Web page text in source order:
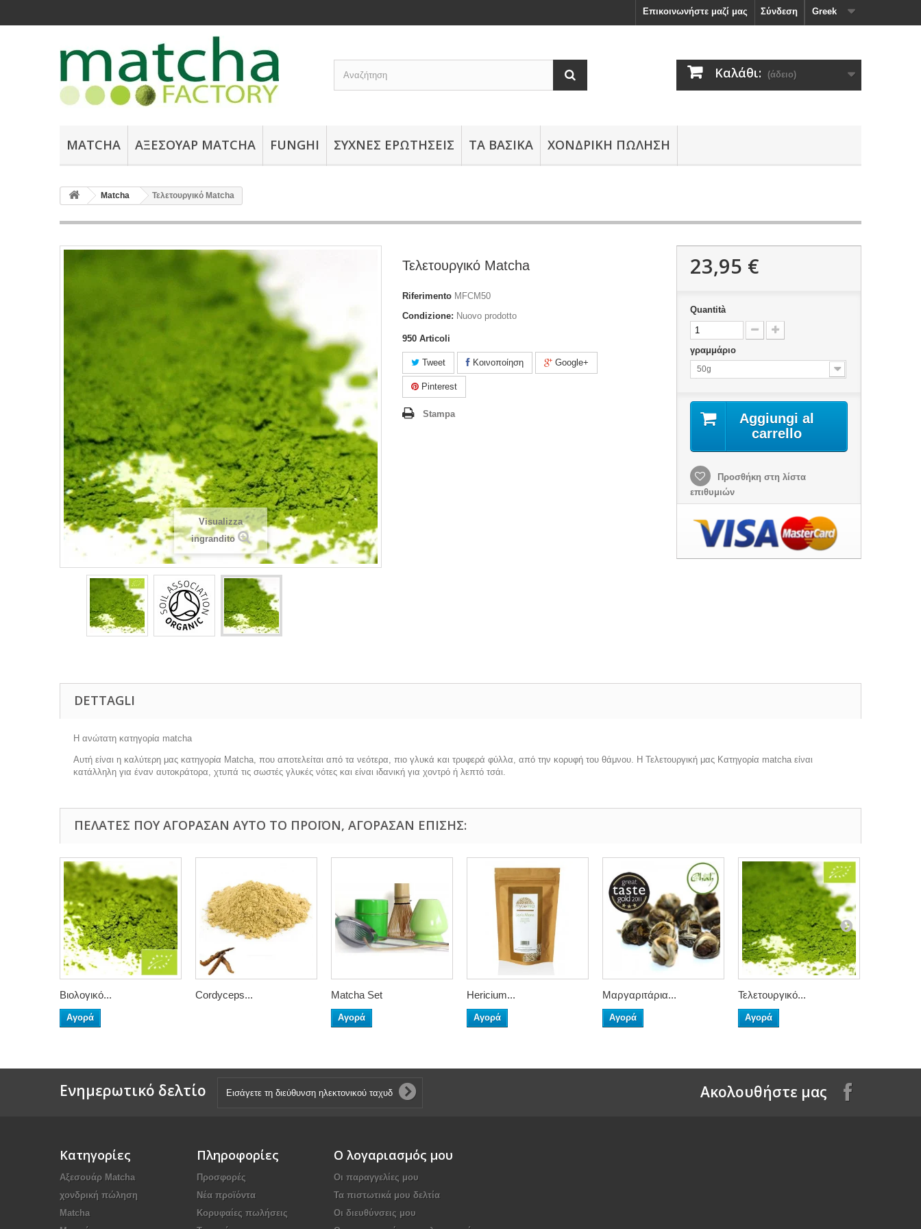
Greek
Σύνδεση
Επικοινωνήστε μαζί μας
Καλάθι: (άδειο)
MATCHA ΑΞΕΣΟΥΆΡ ΜATCHA FUNGHI ΣΥΧΝΈΣ ΕΡΩΤΉΣΕΙΣ ΤΑ ΒΑΣΙΚΆ ΧΟΝΔΡΙΚΉ ΠΏΛΗΣΗ
Matcha Τελετουργικό Matcha
Visualizza
ingrandito
Τελετουργικό Matcha
Riferimento MFCM50
Condizione: Nuovo prodotto
950 Articoli
Tweet Κοινοποίηση Google+
Pinterest
Stampa
23,95 €
Quantità
γραμμάριο
50g
Aggiungi al
carrello
Προσθήκη στη λίστα
επιθυμιών
DETTAGLI
Η ανώτατη κατηγορία matcha
Αυτή είναι η καλύτερη μας κατηγορία Matcha, που αποτελείται από τα νεότερα, πιο γλυκά και τρυφερά φύλλα, από την κορυφή του θάμνου. Η Τελετουργική μας Κατηγορία matcha είναι
κατάλληλη για έναν αυτοκράτορα, χτυπά τις σωστές γλυκές νότες και είναι ιδανική για χοντρό ή λεπτό τσάι.
ΠΕΛΆΤΕΣ ΠΟΥ ΑΓΌΡΑΣΑΝ ΑΥΤΌ ΤΟ ΠΡΟΪΌΝ, ΑΓΌΡΑΣΑΝ ΕΠΊΣΗΣ:
Βιολογικό...
Αγορά
Cordyceps... Matcha Set
Αγορά
Hericium...
Αγορά
Μαργαριτάρια...
Αγορά
Τελετουργικό...
Αγορά
Ενημερωτικό δελτίο Aκολουθήστε μας
Κατηγορίες
Αξεσουάρ Μatcha
χονδρική πώληση
Matcha
Πληροφορίες
Προσφορές
Νέα προϊόντα
Κορυφαίες πωλήσεις
Ο λογαριασμός μου
Οι παραγγελίες μου
Τα πιστωτικά μου δελτία
Οι διευθύνσεις μου